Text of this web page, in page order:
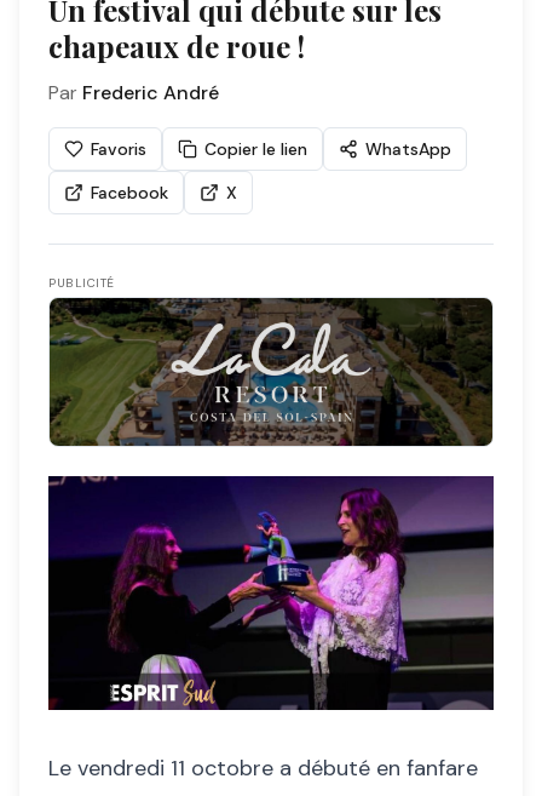
Un festival qui débute sur les
chapeaux de roue !
Par Frederic André
Favoris Copier le lien
WhatsApp
Facebook
X
PUBLICITÉ
Le vendredi 11 octobre a débuté en fanfare